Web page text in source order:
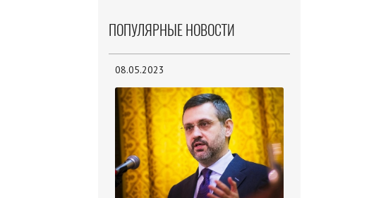
ПОПУЛЯРНЫЕ НОВОСТИ
08.05.2023